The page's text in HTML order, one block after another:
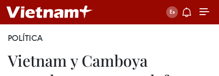
POLÍTICA
Vietnam y Camboya